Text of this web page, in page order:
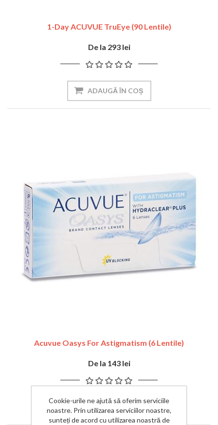
1-Day ACUVUE TruEye (90 Lentile)
De la 293 lei
ADAUGĂ ÎN COȘ
Acuvue Oasys For Astigmatism (6 Lentile)
De la 143 lei
ADAUGĂ ÎN COȘ
Cookie-urile ne ajută să oferim serviciile
noastre. Prin utilizarea serviciilor noastre,
sunteți de acord cu utilizarea noastră de